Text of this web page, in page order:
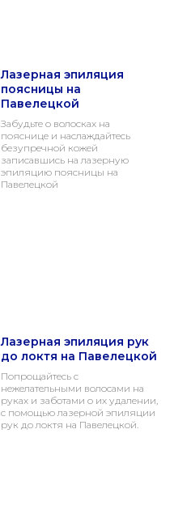
Лазерная эпиляция
поясницы на
Павелецкой
Забудьте о волосках на
пояснице и наслаждайтесь
безупречной кожей
записавшись на лазерную
эпиляцию поясницы на
Павелецкой
Лазерная эпиляция рук
до локтя на Павелецкой
Попрощайтесь с
нежелательными волосами на
руках и заботами о их удалении,
с помощью лазерной эпиляции
рук до локтя на Павелецкой.